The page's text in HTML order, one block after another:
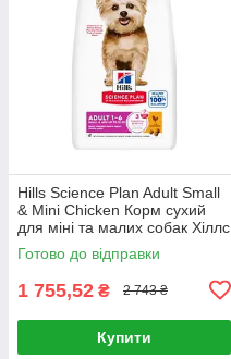
Hills Science Plan Adult Small
& Mini Chicken Корм сухий
для міні та малих собак Хіллс
6 кг
Готово до відправки
1 755,52 ₴ 2 743 ₴
Купити